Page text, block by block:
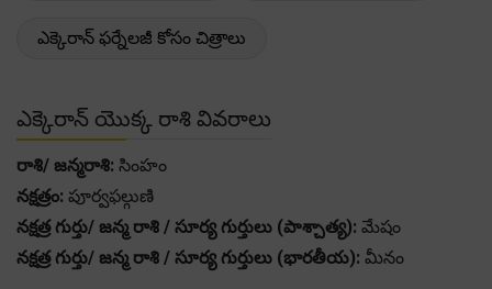
ఎక్కెరాన్ ఫర్నేలజీ కోసం చిత్రాలు
ఎక్కెరాన్ యొక్క రాశి వివరాలు
రాశి/ జన్మరాశి: సింహం
నక్షత్రం: పూర్వఫల్గుణి
నక్షత్ర గుర్తు/ జన్మ రాశి / సూర్య గుర్తులు (పాశ్చాత్య): మేషం
నక్షత్ర గుర్తు/ జన్మ రాశి / సూర్య గుర్తులు (భారతీయ): మీనం